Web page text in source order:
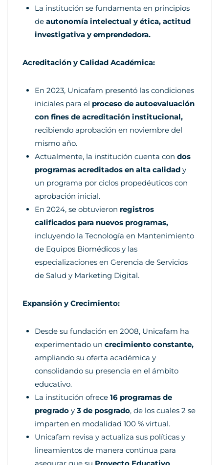
La institución se fundamenta en principios
de autonomía intelectual y ética, actitud
investigativa y emprendedora.
Acreditación y Calidad Académica:
En 2023, Unicafam presentó las condiciones
iniciales para el proceso de autoevaluación
con fines de acreditación institucional,
recibiendo aprobación en noviembre del
mismo año.
Actualmente, la institución cuenta con dos
programas acreditados en alta calidad y
un programa por ciclos propedéuticos con
aprobación inicial.
En 2024, se obtuvieron registros
calificados para nuevos programas,
incluyendo la Tecnología en Mantenimiento
de Equipos Biomédicos y las
especializaciones en Gerencia de Servicios
de Salud y Marketing Digital.
Expansión y Crecimiento:
Desde su fundación en 2008, Unicafam ha
experimentado un crecimiento constante,
ampliando su oferta académica y
consolidando su presencia en el ámbito
educativo.
La institución ofrece 16 programas de
pregrado y 3 de posgrado, de los cuales 2 se
imparten en modalidad 100 % virtual.
Unicafam revisa y actualiza sus políticas y
lineamientos de manera continua para